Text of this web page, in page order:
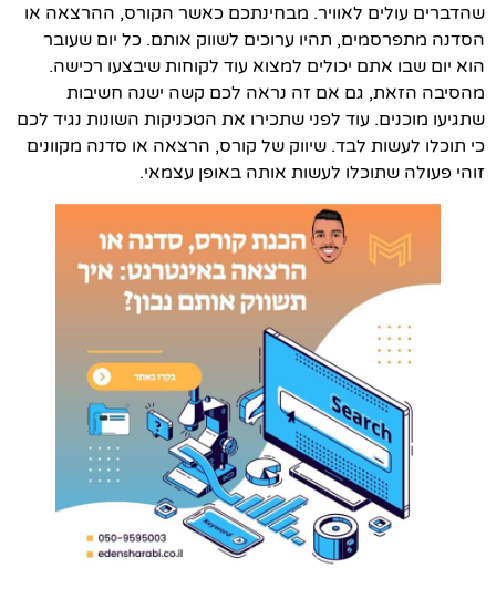
שהדברים עולים לאוויר. מבחינתכם כאשר הקורס, ההרצאה או
הסדנה מתפרסמים, תהיו ערוכים לשווק אותם. כל יום שעובר
הוא יום שבו אתם יכולים למצוא עוד לקוחות שיבצעו רכישה.
מהסיבה הזאת, גם אם זה נראה לכם קשה ישנה חשיבות
שתגיעו מוכנים. עוד לפני שתכירו את הטכניקות השונות נגיד לכם
כי תוכלו לעשות לבד. שיווק של קורס, הרצאה או סדנה מקוונים
זוהי פעולה שתוכלו לעשות אותה באופן עצמאי.